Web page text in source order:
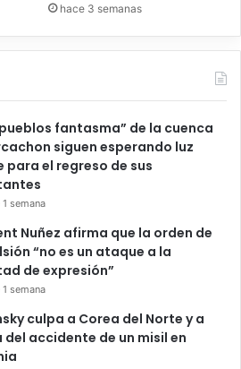
hace 3 semanas
fantasma” de la cuenca
siguen esperando luz
para el regreso de sus
semana
Nuñez afirma que la orden de
“no es un ataque a la
de expresión”
semana
culpa a Corea del Norte y a
del accidente de un misil en